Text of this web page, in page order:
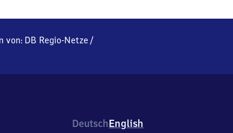
von: DB Regio-Netze /
DeutschEnglish